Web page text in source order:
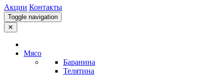
Акции Контакты
Toggle navigation
✕
Мясо
Баранина
Телятина